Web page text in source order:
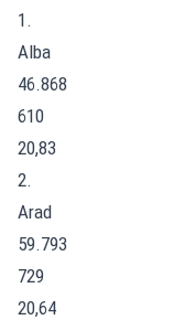
1.
Alba
46.868
610
20,83
2.
Arad
59.793
729
20,64